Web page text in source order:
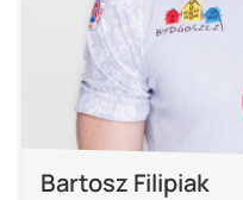
Bartosz Filipiak